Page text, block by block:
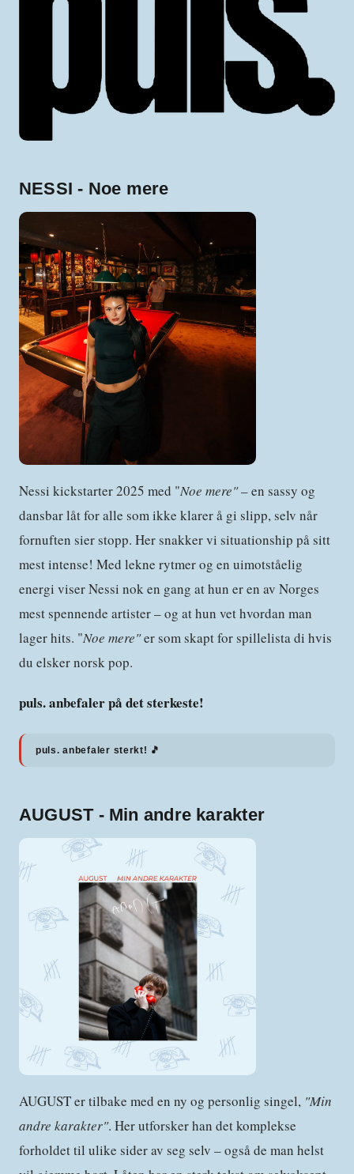
NESSI - Noe mere
Nessi kickstarter 2025 med "Noe mere"– en sassy og
dansbar låt for alle som ikke klarer å gi slipp, selv når
fornuften sier stopp. Her snakker vi situationship på sitt
mest intense! Med lekne rytmer og en uimotståelig
energi viser Nessi nok en gang at hun er en av Norges
mest spennende artister – og at hun vet hvordan man
lager hits. "Noe mere"er som skapt for spillelista di hvis
du elsker norsk pop.
puls. anbefaler på det sterkeste!
puls. anbefaler sterkt! 🎵
AUGUST - Min andre karakter
AUGUST er tilbake med en ny og personlig singel, "Min
andre karakter". Her utforsker han det komplekse
forholdet til ulike sider av seg selv – også de man helst